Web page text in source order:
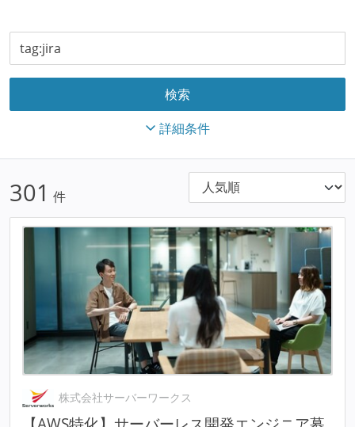
詳細条件
301 件
株式会社サーバーワークス